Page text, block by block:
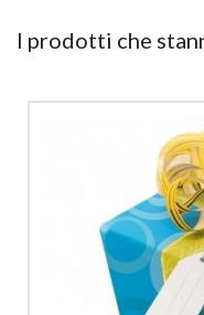
I prodotti che